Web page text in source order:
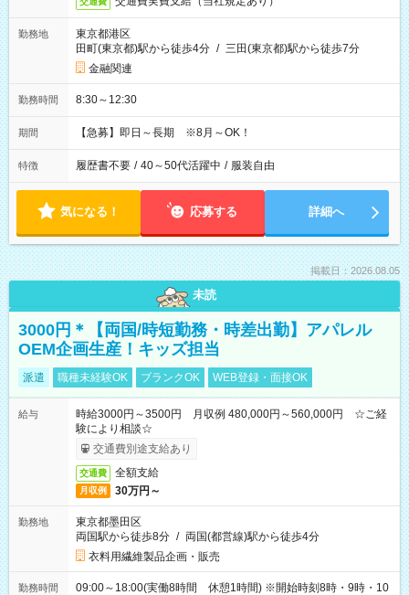
勤務地
東京都港区
田町(東京都)駅から徒歩4分 / 三田(東京都)駅から徒歩7分
金融関連
勤務時間 8:30～12:30
期間 【急募】即日～長期 ※8月～OK！
特徴 履歴書不要 / 40～50代活躍中 / 服装自由
気になる！ 応募する 詳細へ
掲載日：2026.08.05
未読
3000円＊【両国/時短勤務・時差出勤】アパレル
OEM企画生産！キッズ担当
派遣 職種未経験OK ブランクOK WEB登録・面接OK
給与
時給3000円～3500円 月収例 480,000円～560,000円 ☆ご経
験により相談☆
交通費別途支給あり
交通費 全額支給
月収例 30万円～
勤務地
東京都墨田区
両国駅から徒歩8分 / 両国(都営線)駅から徒歩4分
衣料用繊維製品企画・販売
勤務時間
09:00～18:00(実働8時間 休憩1時間) ※開始時刻8時・9時・10